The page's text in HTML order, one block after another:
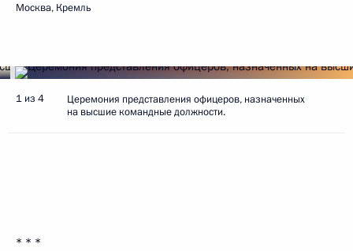
Москва, Кремль
1 из 4
Церемония представления офицеров, назначенных
на высшие командные должности.
* * *